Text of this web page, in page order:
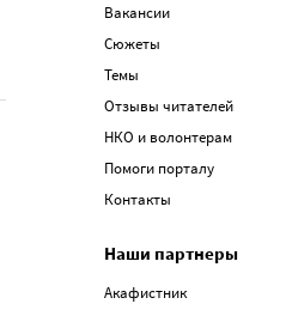
Вакансии
Сюжеты
Темы
Отзывы читателей
НКО и волонтерам
Помоги порталу
Контакты
Наши партнеры
Акафистник